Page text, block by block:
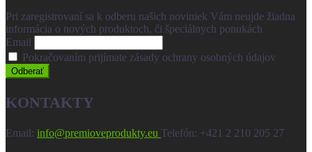
Pri zaregistrovaní sa k odberu našich noviniek Vám neujde žiadna
informácia o nových produktoch, či špeciálnych ponukách
Email
Pokračovaním prijímate zásady ochrany osobných údajov
KONTAKTY
Email: info@premioveprodukty.eu Теlefón: +421 2 210 205 27